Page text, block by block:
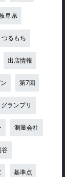
阜県
つるもち
出店情報
第7回
グランプリ
測量会社
谷
基準点